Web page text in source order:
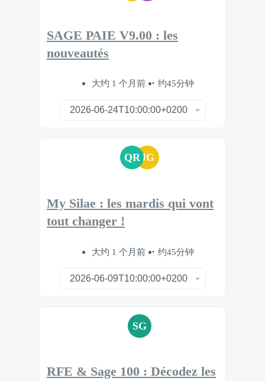
SAGE PAIE V9.00 : les
nouveautés
大约 1 个月前 约45分钟
QR JG
My Silae : les mardis qui vont
tout changer !
大约 1 个月前 约45分钟
SG
RFE & Sage 100 : Décodez les